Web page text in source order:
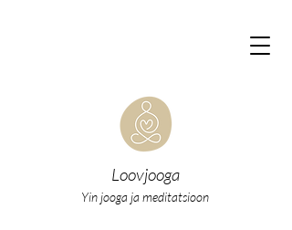
Loovjooga
Yin jooga ja meditatsioon